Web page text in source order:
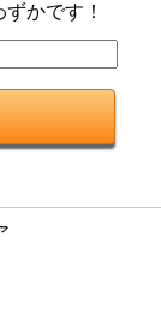
かです！